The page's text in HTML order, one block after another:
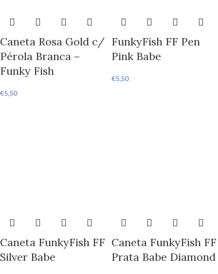
Caneta Rosa Gold c/
Pérola Branca –
Funky Fish
€5,50
FunkyFish FF Pen
Pink Babe
€5,50
Caneta FunkyFish FF
Silver Babe
Caneta FunkyFish FF
Prata Babe Diamond